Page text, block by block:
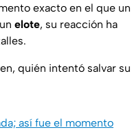
exacto en el que un
elote, su reacción ha
quién intentó salvar su
así fue el momento